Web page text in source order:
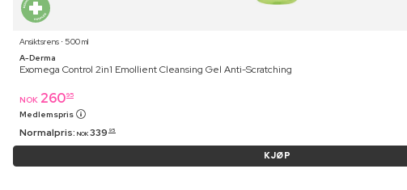
Ansiktsrens ⋅ 500 ml
A-Derma
Exomega Control 2in1 Emollient Cleansing Gel Anti-Scratching
NOK 26095
Medlemspris
Normalpris: NOK 339 95
KJØP